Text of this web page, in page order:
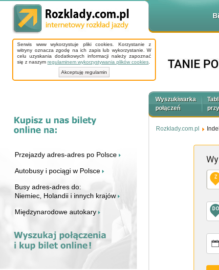
Serwis www wykorzystuje pliki cookies. Korzystanie z
witryny oznacza zgodę na ich zapis lub wykorzystanie. W
celu uzyskania dodatkowych informacji należy zapoznać
się z naszym regulaminem wykorzystywania plików cookies
Akceptuję regulamin
Przejazdy adres-adres po Polsce
Autobusy i pociągi w Polsce
Busy adres-adres do:
Niemiec, Holandii i innych krajów
Międzynarodowe autokary
Wyszukiwarka
połączeń
Rozklady.com.pl
Z
DO